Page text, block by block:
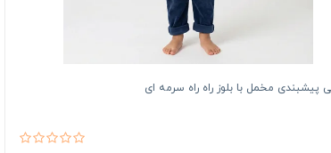
پیشبندی مخمل با بلوز راه راه سرمه ای